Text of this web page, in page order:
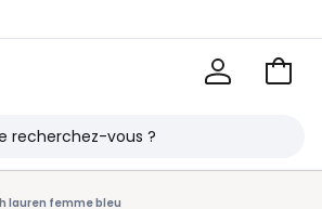
Voir
lauren femme bleu